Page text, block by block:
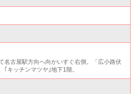
名古屋駅方向へ向かいすぐ右側。「広小路伏
｢キッチンマツヤ｣地下1階。